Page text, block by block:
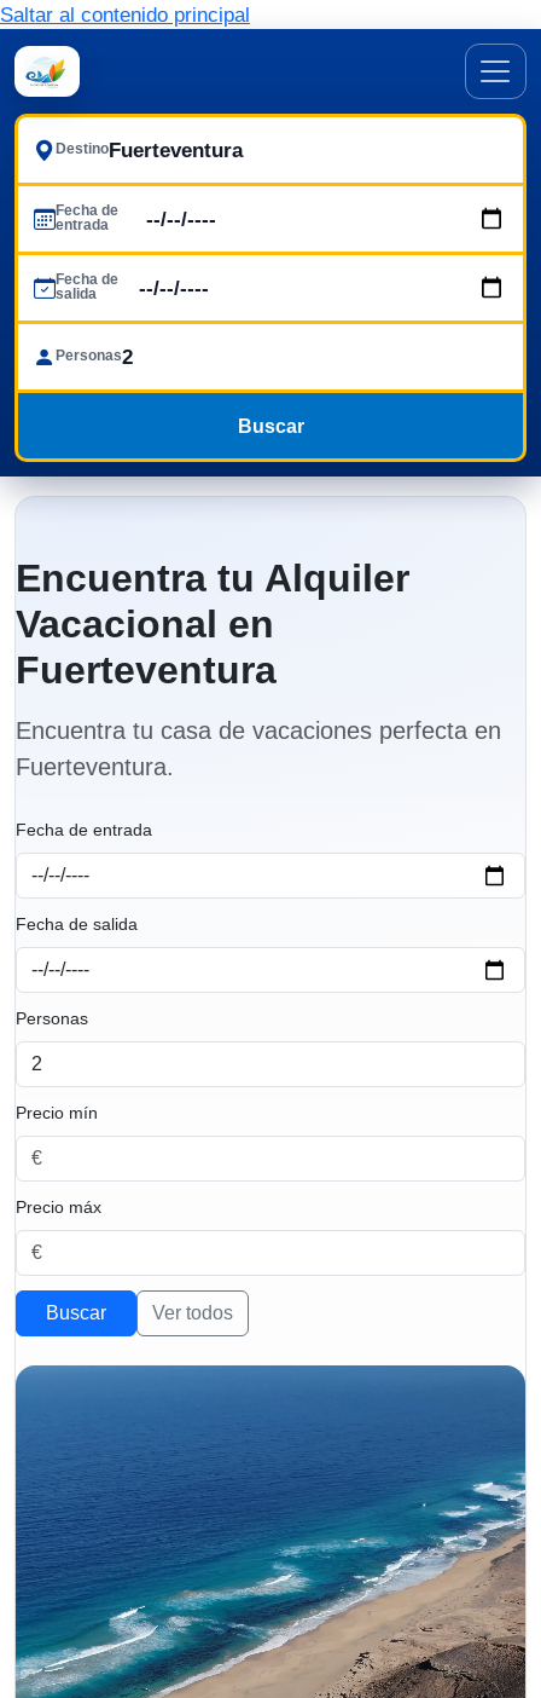
Saltar al contenido principal
Destino
Fecha de
entrada
Fecha de
salida
Personas
Buscar
Encuentra tu Alquiler
Vacacional en
Fuerteventura
Encuentra tu casa de vacaciones perfecta en
Fuerteventura.
Fecha de entrada
Fecha de salida
Personas
Precio mín
Precio máx
Buscar Ver todos